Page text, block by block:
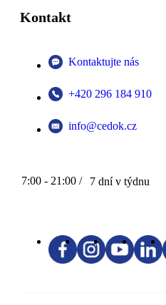
Kontakt
Kontaktujte nás
+420 296 184 910
info@cedok.cz
7:00 - 21:00 / 7 dní v týdnu